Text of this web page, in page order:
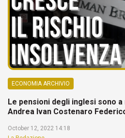
ECONOMIA ARCHIVIO
Le pensioni degli inglesi sono
Andrea Ivan Costenaro
October 12, 2022 14:18